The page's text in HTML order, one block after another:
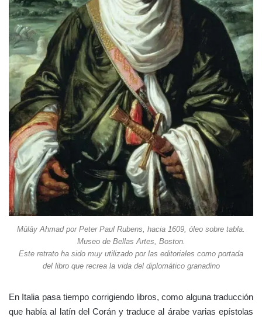
Mūlāy Ahmad por Peter Paul Rubens, hacia 1609, óleo sobre tabla.
Museo de Bellas Artes, Boston.
Este retrato ha sido muy utilizado por las editoriales como portada
del libro que recrea la vida del diplomático granadino
En Italia pasa tiempo corrigiendo libros, como alguna traducción
que había al latín del Corán y traduce al árabe varias epístolas